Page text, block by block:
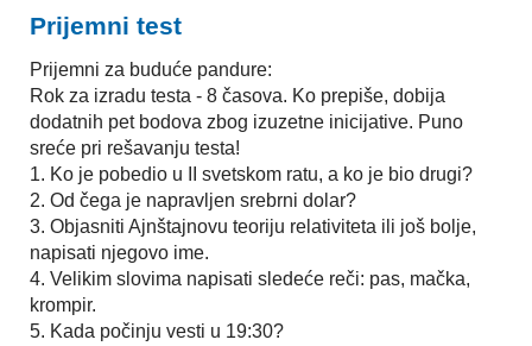
Prijemni test
Prijemni za buduće pandure:
Rok za izradu testa - 8 časova. Ko prepiše, dobija
dodatnih pet bodova zbog izuzetne inicijative. Puno
sreće pri rešavanju testa!
1. Ko je pobedio u II svetskom ratu, a ko je bio drugi?
2. Od čega je napravljen srebrni dolar?
3. Objasniti Ajnštajnovu teoriju relativiteta ili još bolje,
napisati njegovo ime.
4. Velikim slovima napisati sledeće reči: pas, mačka,
krompir.
5. Kada počinju vesti u 19:30?